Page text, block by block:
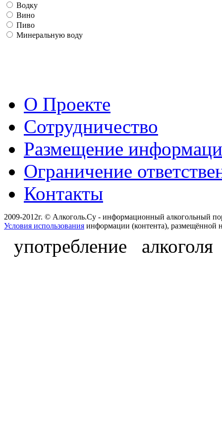
Водку
Вино
Пиво
Минеральную воду
О Проекте
Сотрудничество
Размещение
Ограничение
Контакты
2009-2012г. © Алкоголь.Су - информационный алкогольный
Условия использования информации (контента), размещённой
употребление